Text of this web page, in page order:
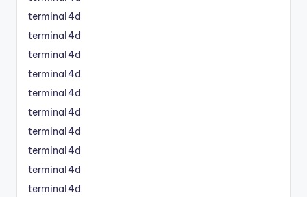
terminal4d
terminal4d
terminal4d
terminal4d
terminal4d
terminal4d
terminal4d
terminal4d
terminal4d
terminal4d